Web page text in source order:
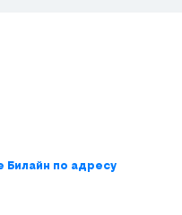
Билайн по адресу